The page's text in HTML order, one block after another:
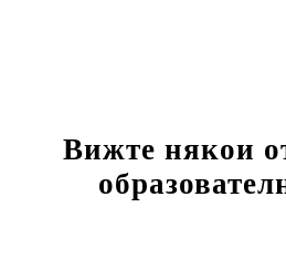
Вижте някои